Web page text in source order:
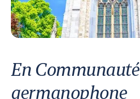
En Communauté
germanophone